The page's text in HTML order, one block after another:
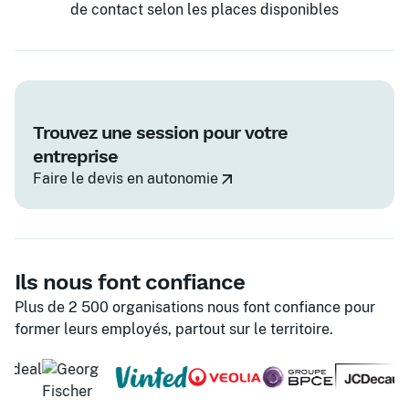
de contact selon les places disponibles
Trouvez une session pour votre
entreprise
Faire le devis en autonomie
Ils nous font confiance
Plus de 2 500 organisations nous font confiance pour
former leurs employés, partout sur le territoire.